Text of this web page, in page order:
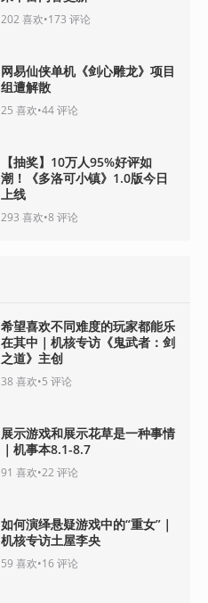
202 喜欢•173 评论
网易仙侠单机《剑心雕龙》项目
组遭解散
25 喜欢•44评论
【抽奖】10万人95%好评如
潮！《多洛可小镇》1.0版今日
上线
293 喜欢•8 评论
希望喜欢不同难度的玩家都能乐
在其中｜机核专访《鬼武者：剑
之道》主创
38 喜欢•5 评论
展示游戏和展示花草是一种事情
｜机事本8.1-8.7
91 喜欢•22 评论
如何演绎悬疑游戏中的“重女”｜
机核专访土屋李央
59 喜欢•16评论